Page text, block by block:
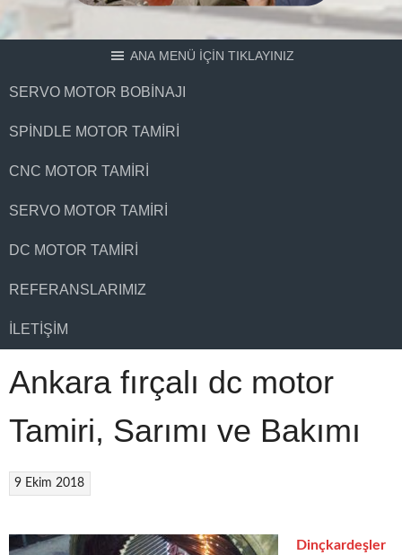
ANA MENÜ İÇİN TIKLAYINIZ
SERVO MOTOR BOBINAJI
SPINDLE MOTOR TAMIRI
CNC MOTOR TAMIRI
SERVO MOTOR TAMIRI
DC MOTOR TAMIRI
REFERANSLARIMIZ
İLETIŞIM
Ankara fırçalı dc motor
Tamiri, Sarımı ve Bakımı
9 Ekim 2018
Dinçkardeşler